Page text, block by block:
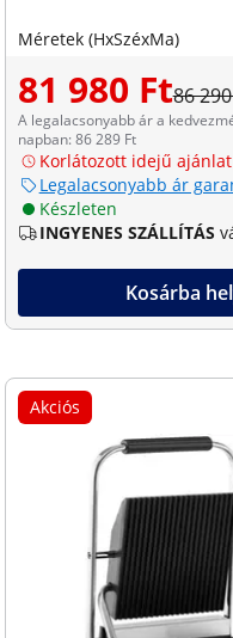
Méretek (HxSzéxMa)
81 980 Ft86
A legalacsonyabb ár a
napban: 86 289 Ft
Korlátozott idejű ajánlat
Legalacsonyabb ár
Készleten
INGYENES SZÁLLÍTÁS
Kosárba
Akciós